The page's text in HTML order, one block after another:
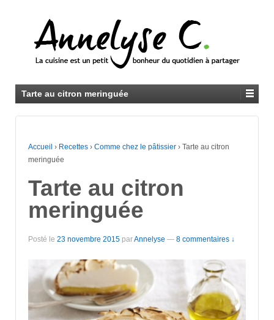
Tarte au citron meringuée
Accueil › Recettes › Comme chez le pâtissier › Tarte au citron
meringuée
Tarte au citron
meringuée
Posté le 23 novembre 2015 parAnnelyse — 8 commentaires ↓